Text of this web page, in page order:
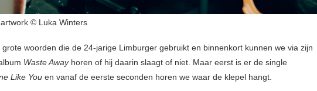
© Luka Winters
grote woorden die de 24-jarige Limburger gebruikt en binnenkort kunnen we via zijn
Waste Awayhoren of hij daarin slaagt of niet. Maar eerst is er de single
Like You en vanaf de eerste seconden horen we waar de klepel hangt.